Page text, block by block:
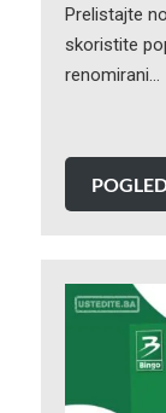
Prelistajte
skoristite
renomirani…